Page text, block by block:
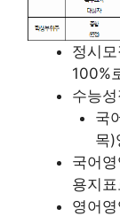
정시
100%
수능
국
목)
국어
용지
영어